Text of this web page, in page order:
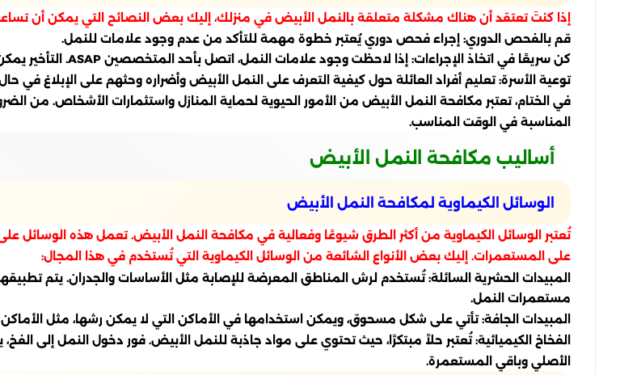
إذا كنتَ تعتقد أن هناك مشكلة متعلقة بالنمل الأبيض في منزلك، إليك بعض النصائح التي يمكن أن
قم بالفحص الدوري: إجراء فحص دوري يُعتبر خطوة مهمة للتأكد من عدم وجود علامات للنمل.
كن سريعًا في اتخاذ الإجراءات: إذا لاحظت وجود علامات النمل، اتصل بأحد المتخصصين ASAP. التأخير يمكن أن يؤدي إلى تفاقم المشاكل.
توعية الأسرة: تعليم أفراد العائلة حول كيفية التعرف على النمل الأبيض وأضراره وحثهم على الإبلاغ في
في الختام، تعتبر مكافحة النمل الأبيض من الأمور الحيوية لحماية المنازل واستثمارات الأشخاص. من
المناسبة في الوقت المناسب.
أساليب مكافحة النمل الأبيض
الوسائل الكيماوية لمكافحة النمل الأبيض
تُعتبر الوسائل الكيماوية من أكثر الطرق شيوعًا وفعالية في مكافحة النمل الأبيض. تعمل هذه الوسائل
على المستعمرات. إليك بعض الأنواع الشائعة من الوسائل الكيماوية التي تُستخدم في هذا المجال:
المبيدات الحشرية السائلة: تُستخدم لرش المناطق المعرضة للإصابة مثل الأساسات والجدران. يتم
مستعمرات النمل.
المبيدات الجافة: تأتي على شكل مسحوق، ويمكن استخدامها في الأماكن التي لا يمكن رشها، مثل الأماكن
الفخاخ الكيميائية: تُعتبر حلاً مبتكرًا، حيث تحتوي على مواد جاذبة للنمل الأبيض. فور دخول النمل إلى
الأصلي وباقي المستعمرة.